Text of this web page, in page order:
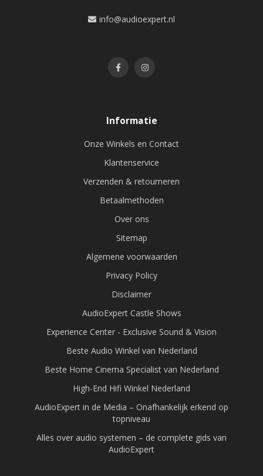
info@audioexpert.nl
Informatie
Onze Winkels en Contact
Klantenservice
Verzenden & retourneren
Betaalmethoden
Over ons
Sitemap
Algemene voorwaarden
Privacy Policy
Disclaimer
AudioExpert Castle Shows
Experience Center - Exclusive Sound & Vision
Beste Audio Winkel van Nederland
Beste Home Cinema Specialist van Nederland
High-End Hifi Winkel Nederland
AudioExpert in de Media – Onafhankelijk erkend op
topniveau
Alles over audio systemen – de complete gids van
AudioExpert